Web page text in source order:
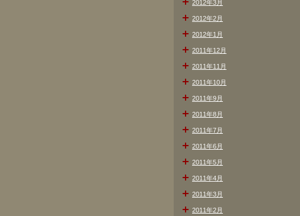
2012年3月
2012年2月
2012年1月
2011年12月
2011年11月
2011年10月
2011年9月
2011年8月
2011年7月
2011年6月
2011年5月
2011年4月
2011年3月
2011年2月